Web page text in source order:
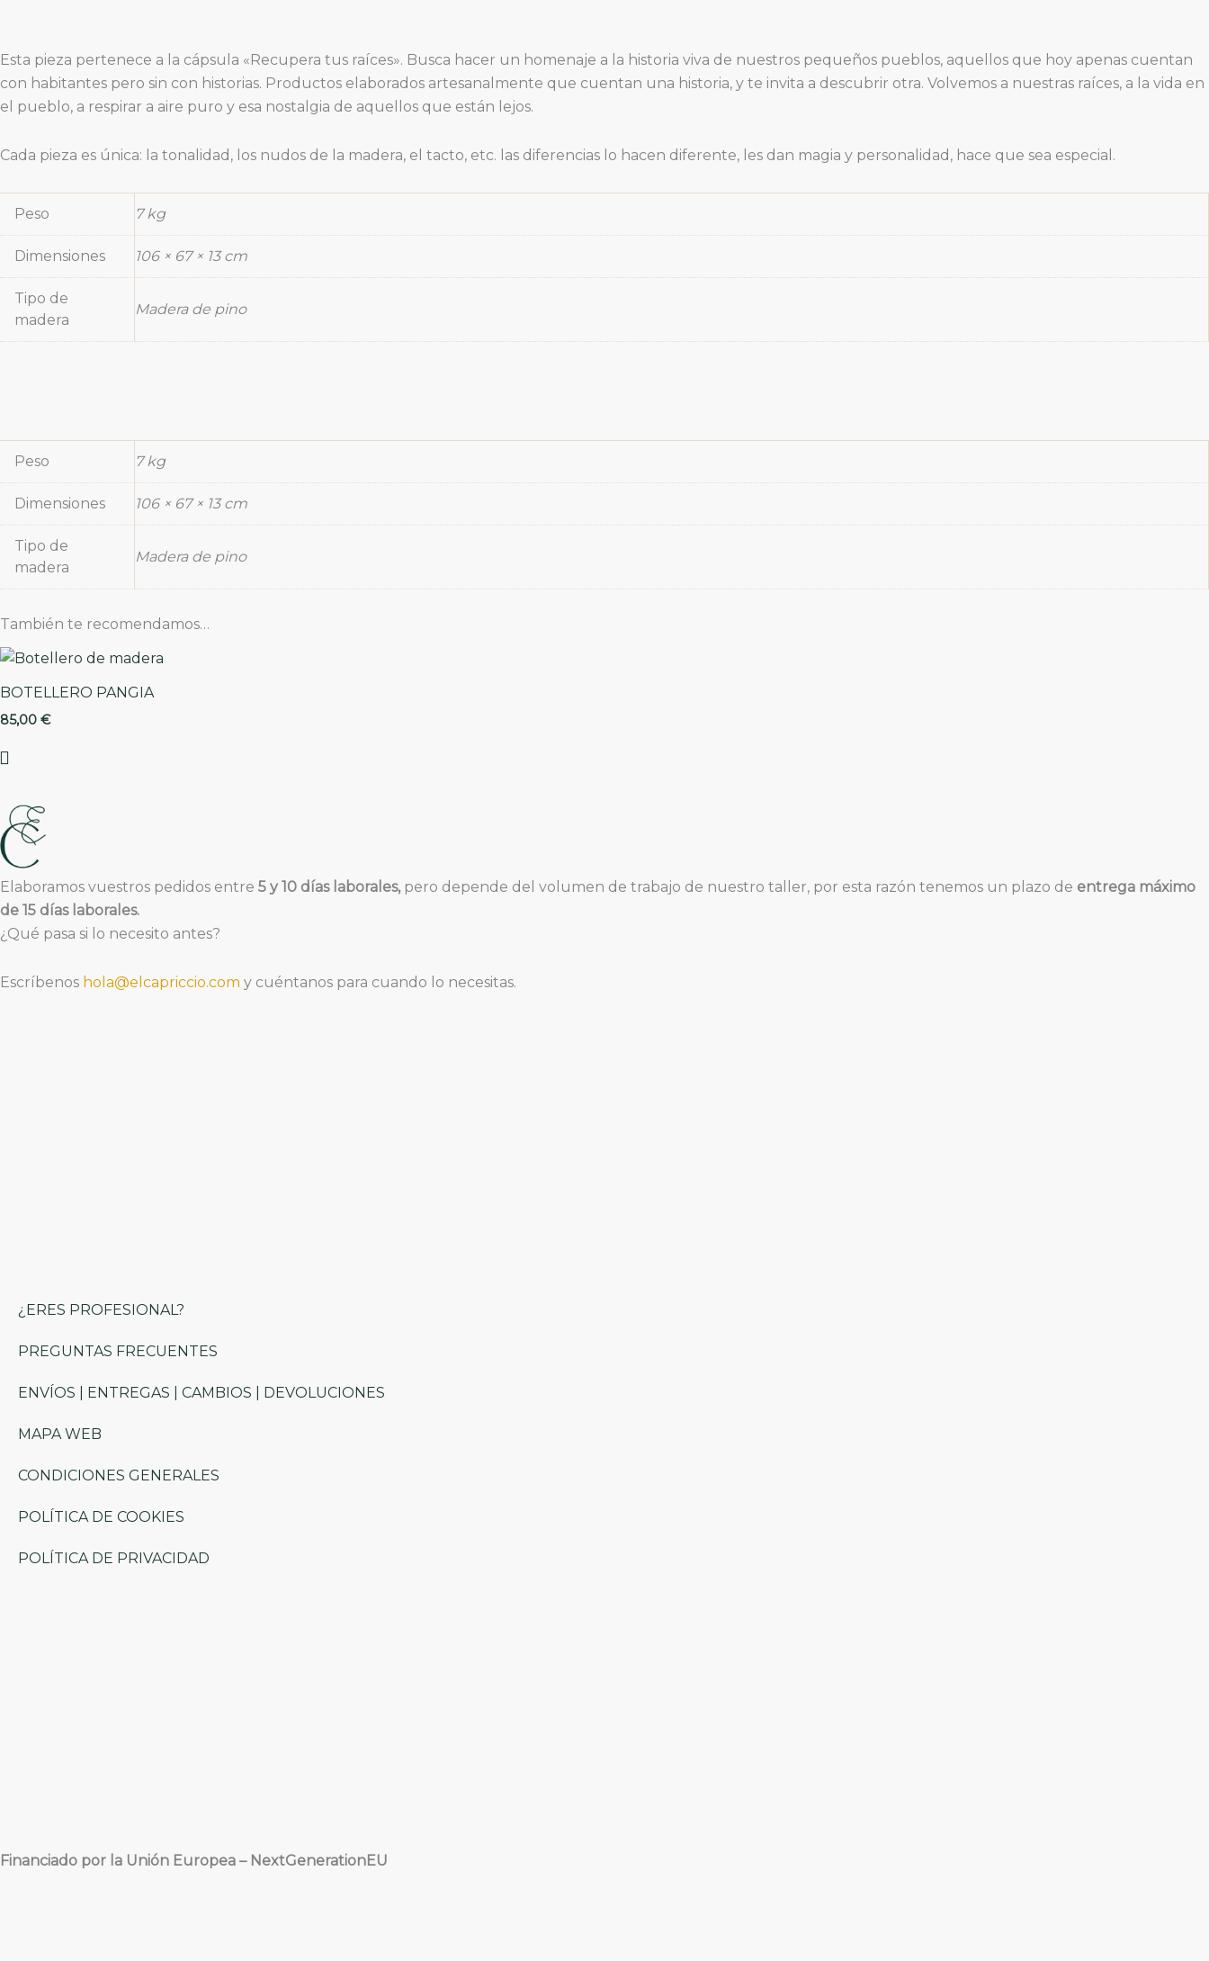
Esta pieza pertenece a la cápsula «Recupera tus raíces». Busca hacer un homenaje a la historia viva de nuestros pequeños pueblos, aquellos que hoy apenas cuentan
con habitantes pero sin con historias. Productos elaborados artesanalmente que cuentan una historia, y te invita a descubrir otra. Volvemos a nuestras raíces, a la vida en
el pueblo, a respirar a aire puro y esa nostalgia de aquellos que están lejos.
Cada pieza es única: la tonalidad, los nudos de la madera, el tacto, etc. las diferencias lo hacen diferente, les dan magia y personalidad, hace que sea especial.
Peso 7 kg
Dimensiones 106 × 67 × 13 cm
Tipo de
madera
Madera de pino
Peso 7 kg
Dimensiones 106 × 67 × 13 cm
Tipo de
madera
Madera de pino
También te recomendamos…
BOTELLERO PANGIA
85,00 €
Elaboramos vuestros pedidos entre 5 y 10 días laborales,pero depende del volumen de trabajo de nuestro taller, por esta razón tenemos un plazo de entrega máximo
de 15 días laborales.
¿Qué pasa si lo necesito antes?
Escríbenos hola@elcapriccio.com y cuéntanos para cuando lo necesitas.
¿ERES PROFESIONAL?
PREGUNTAS FRECUENTES
ENVÍOS | ENTREGAS | CAMBIOS | DEVOLUCIONES
MAPA WEB
CONDICIONES GENERALES
POLÍTICA DE COOKIES
POLÍTICA DE PRIVACIDAD
Financiado por la Unión Europea – NextGenerationEU